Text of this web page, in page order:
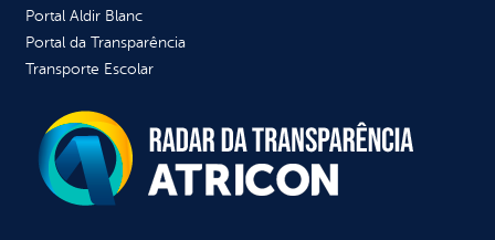
Portal Aldir Blanc
Portal da Transparência
Transporte Escolar